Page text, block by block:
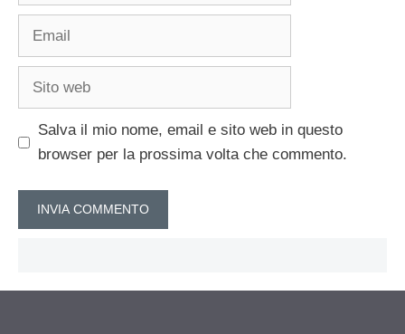
Email
Sito
Salva il mio nome, email e sito web in questo
browser per la prossima volta che commento.